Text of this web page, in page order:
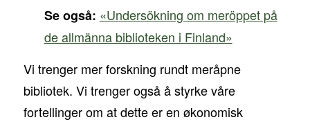
Se også: «Undersökning om meröppet på
de allmänna biblioteken i Finland»
Vi trenger mer forskning rundt meråpne
bibliotek. Vi trenger også å styrke våre
fortellinger om at dette er en økonomisk